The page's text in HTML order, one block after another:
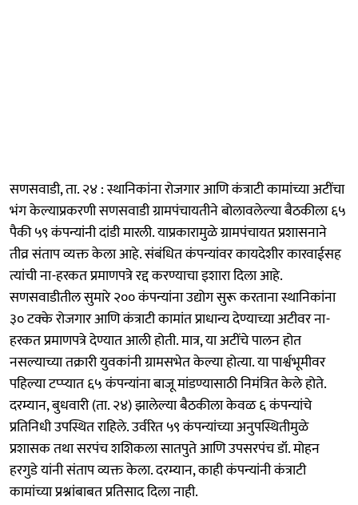
सणसवाडी, ता. २४ : स्थानिकांना रोजगार आणि कंत्राटी कामांच्या अटींचा
भंग केल्याप्रकरणी सणसवाडी ग्रामपंचायतीने बोलावलेल्या बैठकीला ६५
पैकी ५९ कंपन्यांनी दांडी मारली. याप्रकारामुळे ग्रामपंचायत प्रशासनाने
तीव्र संताप व्यक्त केला आहे. संबंधित कंपन्यांवर कायदेशीर कारवाईसह
त्यांची ना-हरकत प्रमाणपत्रे रद्द करण्याचा इशारा दिला आहे.
सणसवाडीतील सुमारे २०० कंपन्यांना उद्योग सुरू करताना स्थानिकांना
३० टक्के रोजगार आणि कंत्राटी कामांत प्राधान्य देण्याच्या अटीवर ना-
हरकत प्रमाणपत्रे देण्यात आली होती. मात्र, या अटींचे पालन होत
नसल्याच्या तक्रारी युवकांनी ग्रामसभेत केल्या होत्या. या पार्श्वभूमीवर
पहिल्या टप्प्यात ६५ कंपन्यांना बाजू मांडण्यासाठी निमंत्रित केले होते.
दरम्यान, बुधवारी (ता. २४) झालेल्या बैठकीला केवळ ६ कंपन्यांचे
प्रतिनिधी उपस्थित राहिले. उर्वरित ५९ कंपन्यांच्या अनुपस्थितीमुळे
प्रशासक तथा सरपंच शशिकला सातपुते आणि उपसरपंच डॉ. मोहन
हरगुडे यांनी संताप व्यक्त केला. दरम्यान, काही कंपन्यांनी कंत्राटी
कामांच्या प्रश्नांबाबत प्रतिसाद दिला नाही.